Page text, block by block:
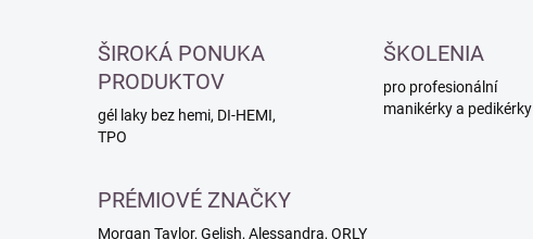
ŠIROKÁ PONUKA
PRODUKTOV
gél laky bez hemi, DI-HEMI,
TPO
ŠKOLENIA
pro profesionální
manikérky a pedikérky
PRÉMIOVÉ ZNAČKY
Morgan Taylor, Gelish, Alessandra, ORLY